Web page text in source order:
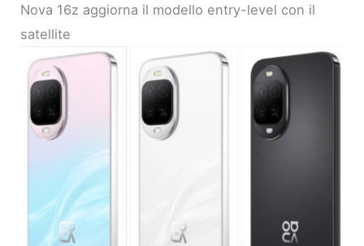
Nova 16z aggiorna il modello entry-level con il
satellite